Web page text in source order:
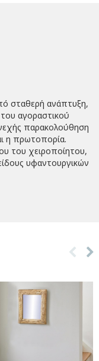
σταθερή ανάπτυξη,
αγοραστικού
παρακολούθηση
η πρωτοπορία.
του χειροποίητου,
υφαντουργικών